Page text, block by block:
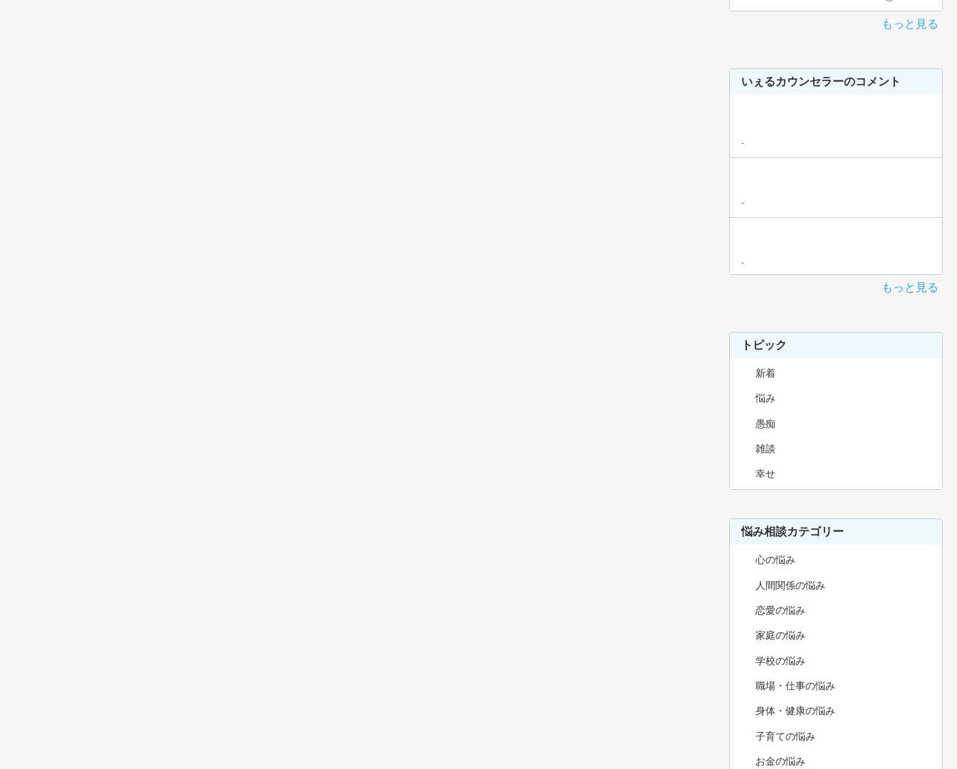
もっと見る
いぇるカウンセラーのコメント
-
-
-
もっと見る
トピック
新着
悩み
愚痴
雑談
幸せ
悩み相談カテゴリー
心の悩み
人間関係の悩み
恋愛の悩み
家庭の悩み
学校の悩み
職場・仕事の悩み
身体・健康の悩み
子育ての悩み
お金の悩み